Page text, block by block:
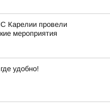
Карелии провели
мероприятия
удобно!